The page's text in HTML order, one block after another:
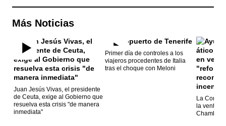
Más Noticias
Juan Jesús Vivas, el presidente
de Ceuta, exige al Gobierno que
resuelva esta crisis "de manera
inmediata"
Primer día de controles a los
viajeros procedentes de Italia
tras el choque con Meloni
La
la venta
Chamberí